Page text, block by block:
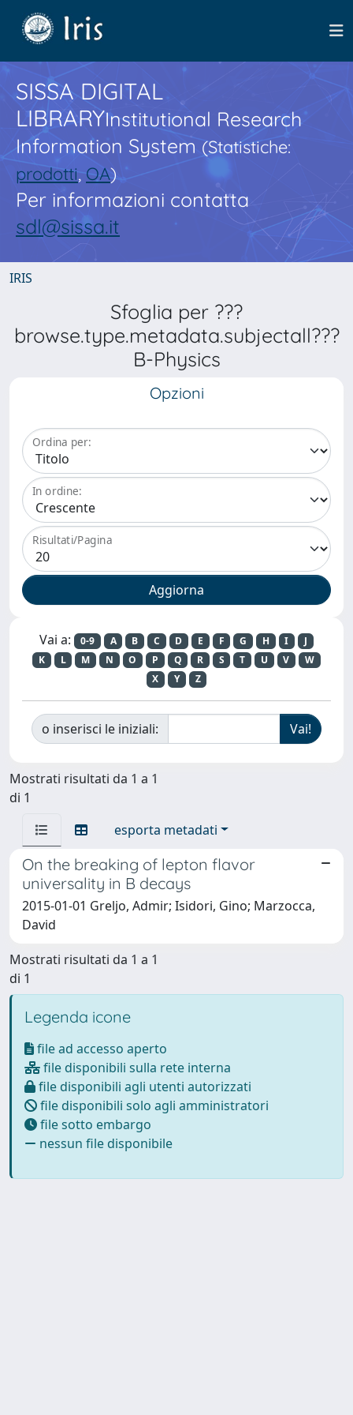
SISSA DIGITAL
LIBRARYInstitutional Research
Information System(Statistiche:
prodotti,OA)
Per informazioni contatta
sdl@sissa.it
IRIS
Sfoglia per ???
browse.type.metadata.subjectall???
B-Physics
Opzioni
Ordina per:
In ordine:
Risultati/Pagina
Vai a: 0-9 A B C D E F G H I
J
K
L M N O P Q R S T U V
W
X
Y Z
o inserisci le iniziali:
Mostrati risultati da 1 a 1
di 1
esporta metadati
On the breaking of lepton flavor
universality in B decays
2015-01-01 Greljo, Admir; Isidori, Gino; Marzocca,
David
Mostrati risultati da 1 a 1
di 1
Legenda icone
file ad accesso aperto
file disponibili sulla rete interna
file disponibili agli utenti autorizzati
file disponibili solo agli amministratori
file sotto embargo
nessun file disponibile